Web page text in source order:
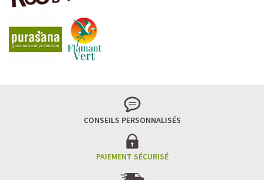
CONSEILS PERSONNALISÉS
PAIEMENT SÉCURISÉ